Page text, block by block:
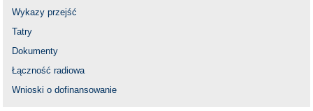
Wykazy przejść
Tatry
Dokumenty
Łączność radiowa
Wnioski o dofinansowanie